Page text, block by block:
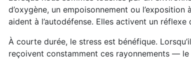
d’oxygène, un empoisonnement ou
aident à l’autodéfense. Elles activent un
À courte durée, le stress est bénéfique.
reçoivent constamment ces rayonnements —